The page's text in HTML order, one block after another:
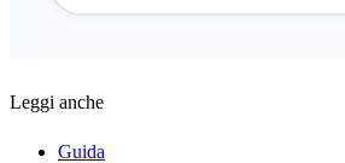
Leggi anche
Guida